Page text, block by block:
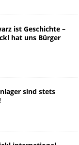
ist Geschichte –
hat uns Bürger
sind stets